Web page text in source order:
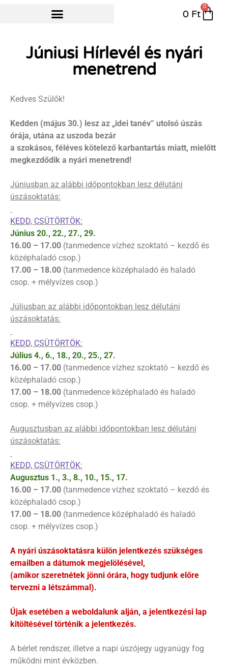
0 Ft
0
Júniusi Hírlevél és nyári
menetrend
Kedves Szülők!
Kedden (május 30.) lesz az „idei tanév” utolsó úszás
órája, utána az uszoda bezár
a szokásos, féléves kötelező karbantartás miatt, mielőtt
megkezdődik a nyári menetrend!
Júniusban az alábbi időpontokban lesz délutáni
úszásoktatás:
KEDD, CSÜTÖRTÖK:
Június 20., 22., 27., 29.
16.00 – 17.00 (tanmedence vízhez szoktató – kezdő és
középhaladó csop.)
17.00 – 18.00 (tanmedence középhaladó és haladó
csop. + mélyvízes csop.)
Júliusban az alábbi időpontokban lesz délutáni
úszásoktatás:
KEDD, CSÜTÖRTÖK:
Július 4., 6., 18., 20., 25., 27.
16.00 – 17.00 (tanmedence vízhez szoktató – kezdő és
középhaladó csop.)
17.00 – 18.00 (tanmedence középhaladó és haladó
csop. + mélyvízes csop.)
Augusztusban az alábbi időpontokban lesz délutáni
úszásoktatás:
KEDD, CSÜTÖRTÖK:
Augusztus 1., 3., 8., 10., 15., 17.
16.00 – 17.00 (tanmedence vízhez szoktató – kezdő és
középhaladó csop.)
17.00 – 18.00 (tanmedence középhaladó és haladó
csop. + mélyvízes csop.)
A nyári úszásoktatásra külön jelentkezés szükséges
emailben a dátumok megjelölésével,
(amikor szeretnétek jönni órára, hogy tudjunk előre
tervezni a létszámmal).
Újak esetében a weboldalunk alján, a jelentkezési lap
kitöltésével történik a jelentkezés.
A bérlet rendszer, illetve a napi úszójegy ugyanúgy fog
működni mint évközben.